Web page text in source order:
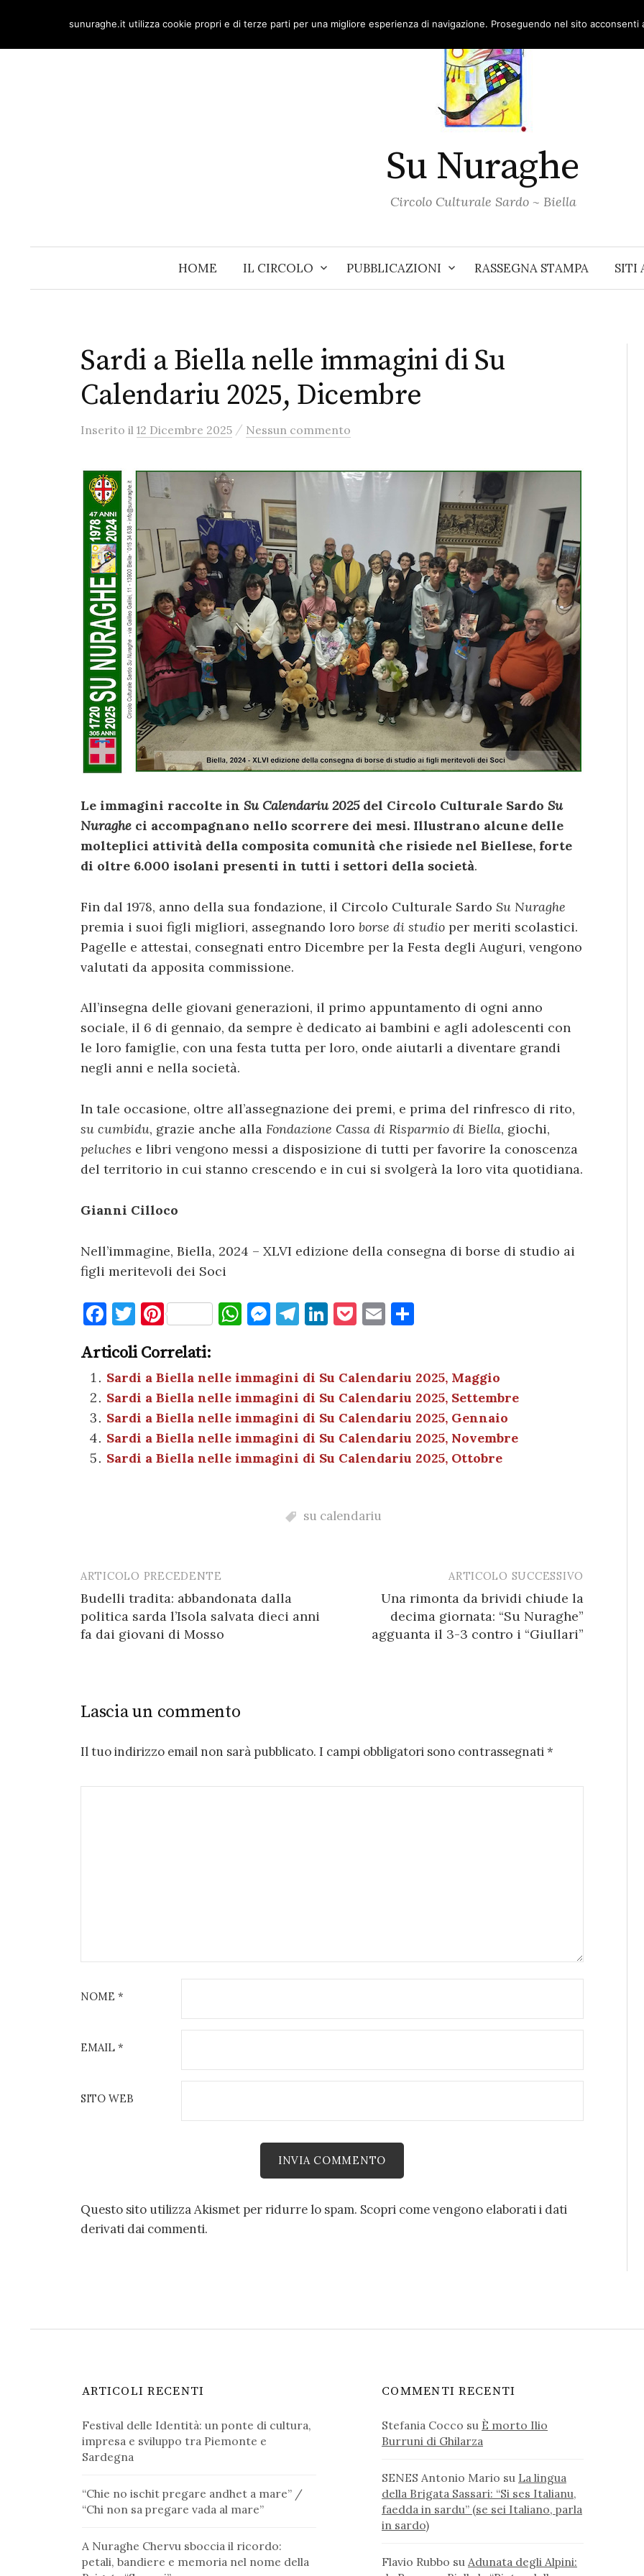
content
Su Nuraghe
Circolo Culturale Sardo ~ Biella
HOME IL CIRCOLO PUBBLICAZIONI RASSEGNA STAMPA SITI
Sardi a Biella nelle immagini di Su
Calendariu 2025, Dicembre
Inserito il 12 Dicembre 2025 / Nessun commento
Le immagini raccolte in Su Calendariu 2025del Circolo Culturale Sardo Su
Nuraghe ci accompagnano nello scorrere dei mesi. Illustrano alcune delle
molteplici attività della composita comunità che risiede nel Biellese, forte
di oltre 6.000 isolani presenti in tutti i settori della società.
Fin dal 1978, anno della sua fondazione, il Circolo Culturale Sardo Su Nuraghe
premia i suoi figli migliori, assegnando loro borse di studio per meriti scolastici.
Pagelle e attestai, consegnati entro Dicembre per la Festa degli Auguri, vengono
valutati da apposita commissione.
All’insegna delle giovani generazioni, il primo appuntamento di ogni anno
sociale, il 6 di gennaio, da sempre è dedicato ai bambini e agli adolescenti con
le loro famiglie, con una festa tutta per loro, onde aiutarli a diventare grandi
negli anni e nella società.
In tale occasione, oltre all’assegnazione dei premi, e prima del rinfresco di rito,
su cumbidu, grazie anche alla Fondazione Cassa di Risparmio di Biella, giochi,
peluches e libri vengono messi a disposizione di tutti per favorire la conoscenza
del territorio in cui stanno crescendo e in cui si svolgerà la loro vita quotidiana.
Gianni Cilloco
Nell’immagine, Biella, 2024 – XLVI edizione della consegna di borse di studio ai
figli meritevoli dei Soci
F
c
e
b
o
o
T
it
te
r
Pi
er
es
t
W
s
A
p
p
M
n
g
er
T
gr
a
m
Li
e
dI
n
P
k
et
E
l di
vi
di
Articoli Correlati:
Sardi a Biella nelle immagini di Su Calendariu 2025, Maggio
Sardi a Biella nelle immagini di Su Calendariu 2025, Settembre
Sardi a Biella nelle immagini di Su Calendariu 2025, Gennaio
Sardi a Biella nelle immagini di Su Calendariu 2025, Novembre
Sardi a Biella nelle immagini di Su Calendariu 2025, Ottobre
su calendariu
Post
navigation
ARTICOLO PRECEDENTE
Budelli tradita: abbandonata dalla
politica sarda l’Isola salvata dieci anni
fa dai giovani di Mosso
ARTICOLO SUCCESSIVO
Una rimonta da brividi chiude la
decima giornata: “Su Nuraghe”
agguanta il 3-3 contro i “Giullari”
Lascia un commento
Il tuo indirizzo email non sarà pubblicato. I campi obbligatori sono contrassegnati*
NOME *
EMAIL *
SITO WEB
Questo sito utilizza Akismet per ridurre lo spam. Scopri come vengono elaborati i dati
derivati dai commenti.
ARTICOLI RECENTI
Festival delle Identità: un ponte di cultura,
impresa e sviluppo tra Piemonte e
Sardegna
“Chie no ischit pregare andhet a mare” /
“Chi non sa pregare vada al mare”
A Nuraghe Chervu sboccia il ricordo:
petali, bandiere e memoria nel nome della
COMMENTI RECENTI
Stefania Cocco su È morto Ilio
Burruni di Ghilarza
SENES Antonio Mario su La lingua
della Brigata Sassari: “Si ses Italianu,
faedda in sardu” (se sei Italiano, parla
in sardo)
Flavio Rubbo su Adunata degli Alpini:
sunuraghe.it utilizza cookie propri e di terze parti per una migliore esperienza di navigazione. Proseguendo nel sito acconsenti